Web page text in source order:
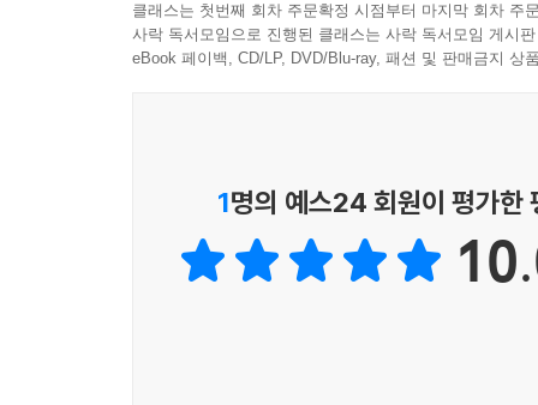
클래스는 첫번째 회차 주문확정 시점부터 마지막 회차 주
사락 독서모임으로 진행된 클래스는 사락 독서모임 게시
eBook 페이백, CD/LP, DVD/Blu-ray, 패션 및 판매금지 상
1명의 예스24 회원이 평가한